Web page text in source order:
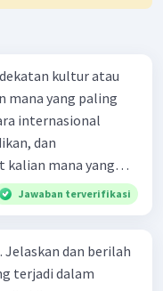
kultur atau
mana yang paling
dan
kalian mana yang
Jawaban terverifikasi
terjadi dalam